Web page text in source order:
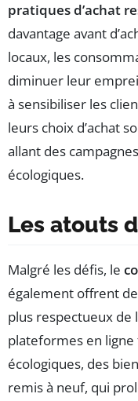
pratiques d’achat
davantage avant
locaux, les
diminuer leur
à sensibiliser les
leurs choix d’achat
allant des
écologiques.
Les atouts
Malgré les défis, le
également offrent
plus respectueux de
plateformes en ligne
écologiques, des
remis à neuf, qui